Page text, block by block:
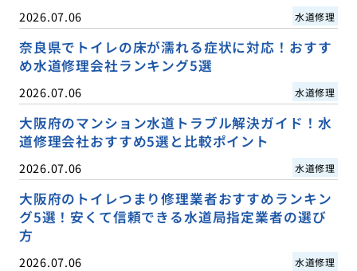
2026.07.06 水道修理
奈良県でトイレの床が濡れる症状に対応！おすす
め水道修理会社ランキング5選
2026.07.06 水道修理
大阪府のマンション水道トラブル解決ガイド！水
道修理会社おすすめ5選と比較ポイント
2026.07.06 水道修理
大阪府のトイレつまり修理業者おすすめランキン
グ5選！安くて信頼できる水道局指定業者の選び
方
2026.07.06 水道修理